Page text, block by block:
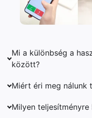
Mi a különbség a
között?
Miért éri meg nálunk
Milyen